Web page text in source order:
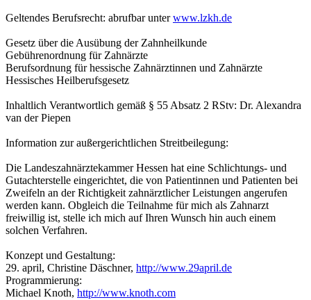
Geltendes Berufsrecht: abrufbar unterwww.lzkh.de
Gesetz über die Ausübung der Zahnheilkunde
Gebührenordnung für Zahnärzte
Berufsordnung für hessische Zahnärztinnen und Zahnärzte
Hessisches Heilberufsgesetz
Inhaltlich Verantwortlich gemäß § 55 Absatz 2 RStv: Dr. Alexandra
van der Piepen
Information zur außergerichtlichen Streitbeilegung:
Die Landeszahnärztekammer Hessen hat eine Schlichtungs- und
Gutachterstelle eingerichtet, die von Patientinnen und Patienten bei
Zweifeln an der Richtigkeit zahnärztlicher Leistungen angerufen
werden kann. Obgleich die Teilnahme für mich als Zahnarzt
freiwillig ist, stelle ich mich auf Ihren Wunsch hin auch einem
solchen Verfahren.
Konzept und Gestaltung:
29. april, Christine Däschner, http://www.29april.de
Programmierung:
Michael Knoth, http://www.knoth.com